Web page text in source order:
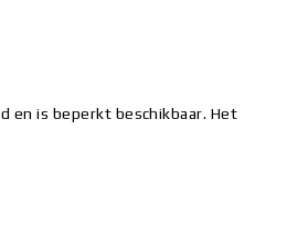
en is beperkt beschikbaar. Het